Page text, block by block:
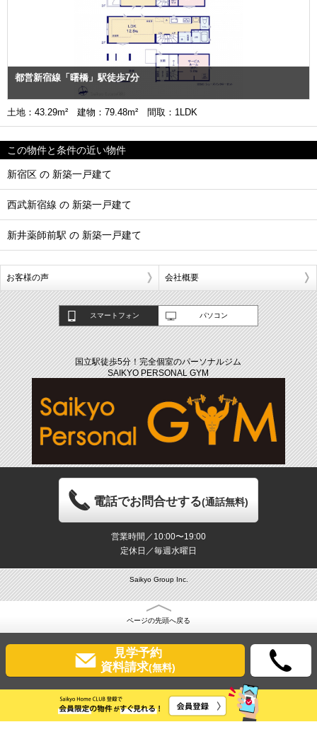
都営新宿線「曙橋」駅徒歩7分
土地：43.29m² 建物：79.48m² 間取：1LDK
この物件と条件の近い物件
新宿区 の 新築一戸建て
西武新宿線 の 新築一戸建て
新井薬師前駅 の 新築一戸建て
お客様の声 会社概要
スマートフォン パソコン
国立駅徒歩5分！完全個室のパーソナルジム
SAIKYO PERSONAL GYM
電話でお問合せする(通話無料)
営業時間／10:00〜19:00
定休日／毎週水曜日
Saikyo Group Inc.
ページの先頭へ戻る
見学予約
資料請求(無料)